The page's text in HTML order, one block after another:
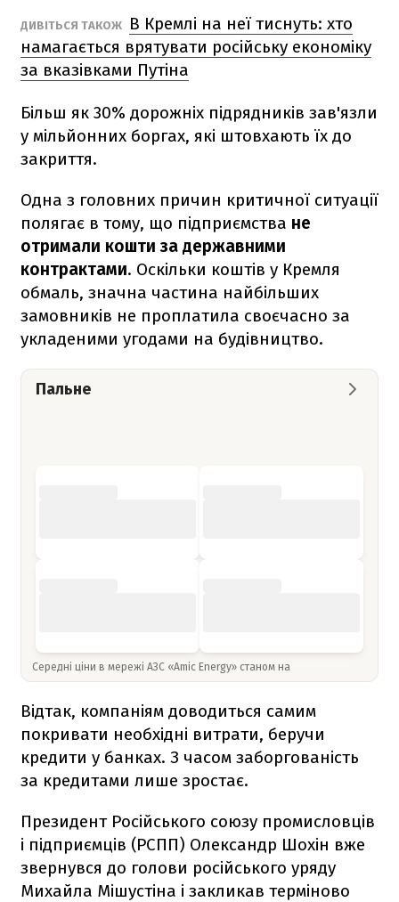
ДИВІТЬСЯ ТАКОЖ
В Кремлі на неї тиснуть: хто
намагається врятувати російську економіку
за вказівками Путіна
Більш як 30% дорожніх підрядників зав'язли
у мільйонних боргах, які штовхають їх до
закриття.
Одна з головних причин критичної ситуації
полягає в тому, що підприємства не
отримали кошти за державними
контрактами. Оскільки коштів у Кремля
обмаль, значна частина найбільших
замовників не проплатила своєчасно за
укладеними угодами на будівництво.
Пальне
Середні ціни в мережі АЗС «Amic Energy» станом на
Відтак, компаніям доводиться самим
покривати необхідні витрати, беручи
кредити у банках. З часом заборгованість
за кредитами лише зростає.
Президент Російського союзу промисловців
і підприємців (РСПП) Олександр Шохін вже
звернувся до голови російського уряду
Михайла Мішустіна і закликав терміново